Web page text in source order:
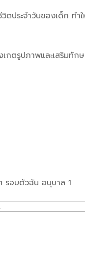
วิตประจำวันของเด็ก
ตรูปภาพและเสริมทัก
รอบตัวฉัน อนุบาล 1